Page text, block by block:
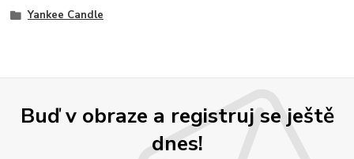
Yankee Candle
Buď v obraze a registruj se ještě
dnes!